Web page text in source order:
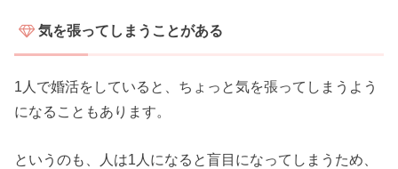
気を張ってしまうことがある
1人で婚活をしていると、ちょっと気を張ってしまうよう
になることもあります。
というのも、人は1人になると盲目になってしまうため、